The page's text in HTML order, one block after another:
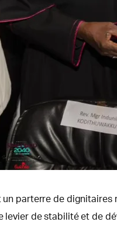
un parterre de
levier de stabilité et de